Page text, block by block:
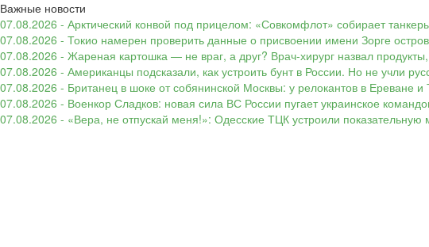
Важные новости
07.08.2026 - Арктический конвой под прицелом: «Совкомфлот» собирает
07.08.2026 - Токио намерен проверить данные о присвоении имени Зорге
07.08.2026 - Жареная картошка — не враг, а друг? Врач-хирург назвал
07.08.2026 - Американцы подсказали, как устроить бунт в России. Но не учли
07.08.2026 - Британец в шоке от собянинской Москвы: у релокантов в Ереване
07.08.2026 - Военкор Сладков: новая сила ВС России пугает украинское
07.08.2026 - «Вера, не отпускай меня!»: Одесские ТЦК устроили